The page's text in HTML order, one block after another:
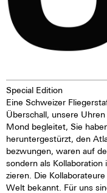
Special Edition
Eine Schweizer
Überschall, unsere
Mond begleitet, Sie
heruntergestürzt, den
bezwungen, waren auf
sondern als
zieren. Die
Welt bekannt. Für uns